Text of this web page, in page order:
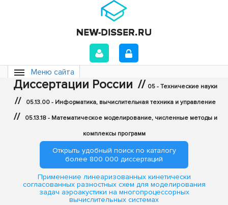
Меню сайта
Диссертации России // 05 - Технические науки
// 05.13.00 - Информатика, вычислительная техника и управление
// 05.13.18 - Математическое моделирование, численные методы и
комплексы программ
Открыть удобный поиск по каталогу
более 800 000 диссертаций
Применение линеаризованных кинетически
согласованных разностных схем для моделирования
задач аэроакустики на многопроцессорных
вычислительных системах